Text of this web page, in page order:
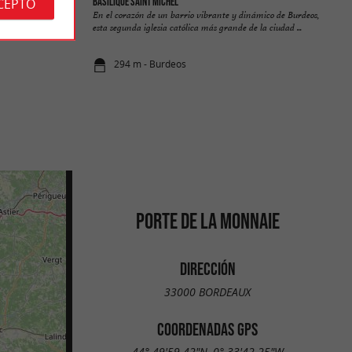
En el corazón de un barrio vibrante y dinámico de Burdeos,
esta segunda iglesia católica más grande de la ciudad ...
294 m - Burdeos
PORTE DE LA MONNAIE
DIRECCIÓN
33000 BORDEAUX
COORDENADAS GPS